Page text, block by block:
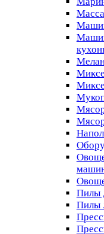
Пилы
Пилы